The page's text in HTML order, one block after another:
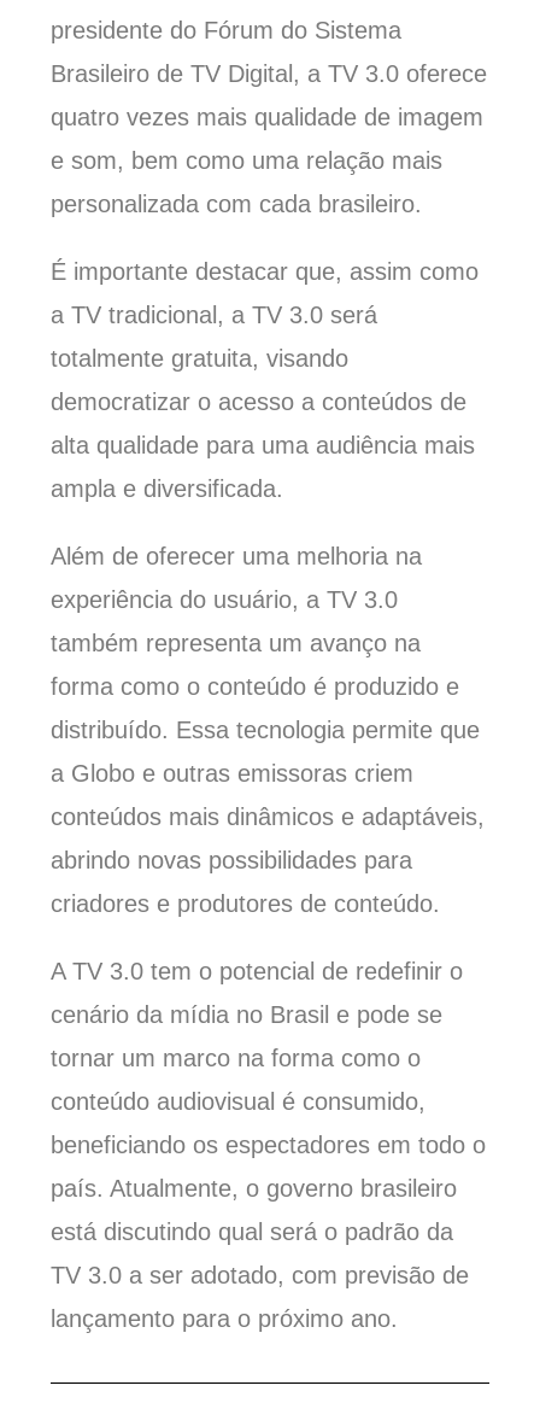
presidente do Fórum do Sistema
Brasileiro de TV Digital, a TV 3.0 oferece
quatro vezes mais qualidade de imagem
e som, bem como uma relação mais
personalizada com cada brasileiro.
É importante destacar que, assim como
a TV tradicional, a TV 3.0 será
totalmente gratuita, visando
democratizar o acesso a conteúdos de
alta qualidade para uma audiência mais
ampla e diversificada.
Além de oferecer uma melhoria na
experiência do usuário, a TV 3.0
também representa um avanço na
forma como o conteúdo é produzido e
distribuído. Essa tecnologia permite que
a Globo e outras emissoras criem
conteúdos mais dinâmicos e adaptáveis,
abrindo novas possibilidades para
criadores e produtores de conteúdo.
A TV 3.0 tem o potencial de redefinir o
cenário da mídia no Brasil e pode se
tornar um marco na forma como o
conteúdo audiovisual é consumido,
beneficiando os espectadores em todo o
país. Atualmente, o governo brasileiro
está discutindo qual será o padrão da
TV 3.0 a ser adotado, com previsão de
lançamento para o próximo ano.